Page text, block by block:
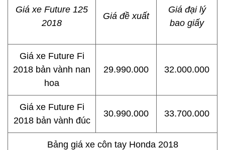
Giá xe Future 125
2018
Giá đề xuất
Giá đại lý
bao giấy
Giá xe Future Fi
2018 bản vành nan
hoa
29.990.000 32.000.000
Giá xe Future Fi
2018 bản vành đúc
30.990.000 33.700.000
Bảng giá xe côn tay Honda 2018